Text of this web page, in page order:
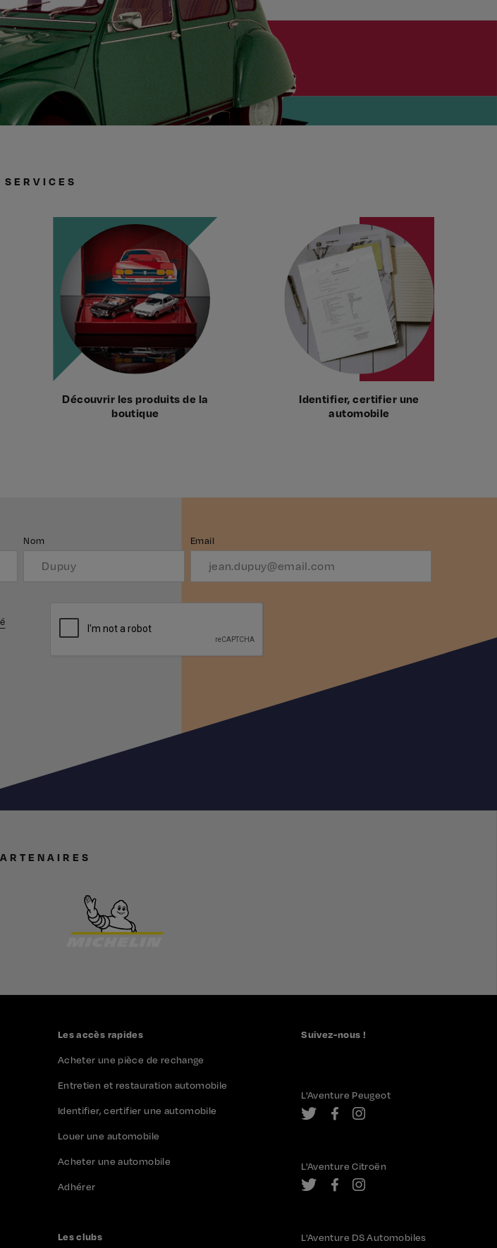
SERVICES
Découvrir les produits de la
boutique
Identifier, certifier une
automobile
Nom Email
Les accès rapides
Acheter une pièce de rechange
Entretien et restauration automobile
Identifier, certifier une automobile
Louer une automobile
Acheter une automobile
Adhérer
Les clubs
Suivez-nous !
L'Aventure Peugeot
L'Aventure Citroën
L'Aventure DS Automobiles